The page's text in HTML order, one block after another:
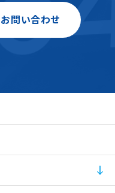
問い合わせ